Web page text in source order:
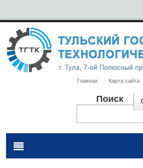
Главная Карта сайта
Поиск